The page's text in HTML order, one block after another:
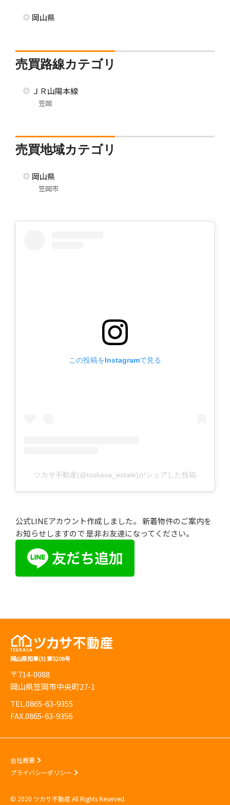
岡山県
売買路線カテゴリ
ＪＲ山陽本線
笠岡
売買地域カテゴリ
岡山県
笠岡市
この投稿をInstagramで見る
ツカサ不動産(@tsukasa_estate)がシェアした投稿
公式LINEアカウント作成しました。 新着物件のご案内を
お知らせしますので 是非お友達になってください。
岡山県知事(3) 第5206号
〒714-0088
岡山県笠岡市中央町27-1
TEL.0865-63-9355
FAX.0865-63-9356
会社概要
プライバシーポリシー
© 2020 ツカサ不動産 All Rights Reserved.